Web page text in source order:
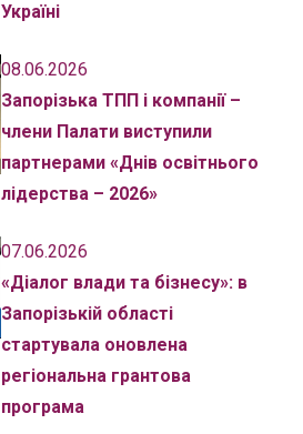
Україні
08.06.2026
Запорізька ТПП і компанії –
члени Палати виступили
партнерами «Днів освітнього
лідерства – 2026»
07.06.2026
«Діалог влади та бізнесу»: в
Запорізькій області
стартувала оновлена
регіональна грантова
програма